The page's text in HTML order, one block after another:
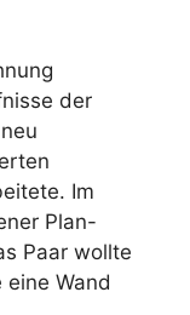
der
Im
Plan-
Paar wollte
Wand